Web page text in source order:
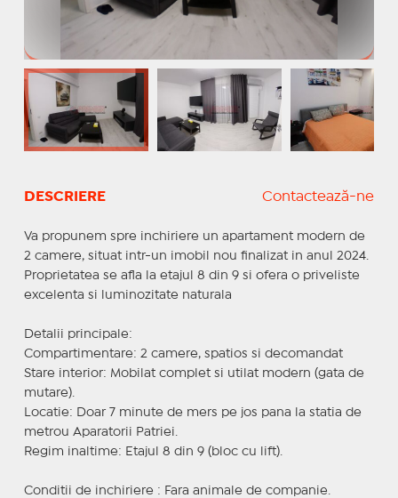
DESCRIERE Contactează-ne
Va propunem spre inchiriere un apartament modern de
2 camere, situat intr-un imobil nou finalizat in anul 2024.
Proprietatea se afla la etajul 8 din 9 si ofera o priveliste
excelenta si luminozitate naturala
Detalii principale:
Compartimentare: 2 camere, spatios si decomandat
Stare interior: Mobilat complet si utilat modern (gata de
mutare).
Locatie: Doar 7 minute de mers pe jos pana la statia de
metrou Aparatorii Patriei.
Regim inaltime: Etajul 8 din 9 (bloc cu lift).
Conditii de inchiriere : Fara animale de companie.